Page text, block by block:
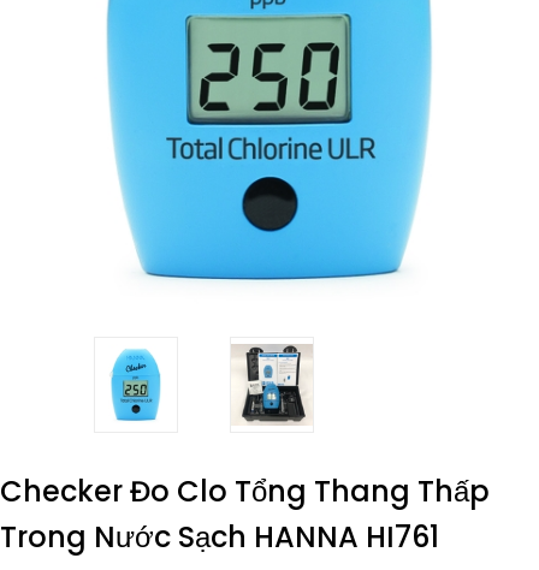
Checker Đo Clo Tổng Thang Thấp
Trong Nước Sạch HANNA HI761